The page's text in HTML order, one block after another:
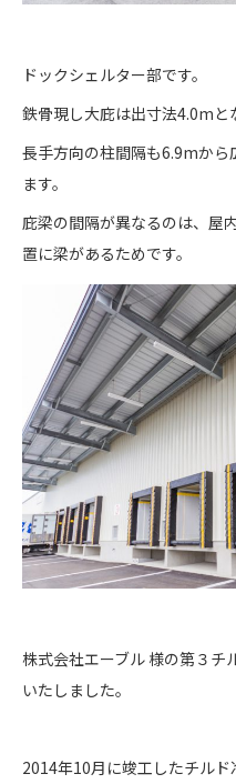
ドックシェルター部です。
鉄骨現し大庇は出寸法4.0mと
長手方向の柱間隔も6.9mか
ます。
庇梁の間隔が異なるのは、屋
置に梁があるためです。
株式会社エーブル 様の第３チ
いたしました。
2014年10月に竣工したチル